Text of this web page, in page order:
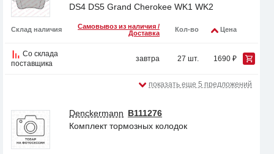
DS4 DS5 Grand Cherokee WK1 WK2
Склад наличия
Самовывоз из наличия /
Доставка
Кол-во Цена
Со склада
поставщика
завтра 27 шт. 1690 ₽
показать еще 5 предложений
Denckermann B111276
Комплект тормозных колодок